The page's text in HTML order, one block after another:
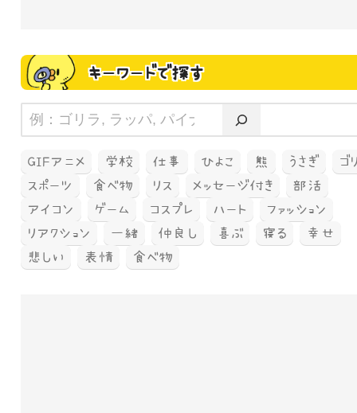
キーワードで探す
GIFアニメ 学校 仕事 ひよこ 熊 うさぎ
ゴ
スポーツ
食べ物 リス メッセージ付き
部活
アイコン
ゲーム コスプレ ハート
ファッション
リアクション
一緒 仲良し 喜ぶ 寝る
幸せ
悲しい
表情 食べ物